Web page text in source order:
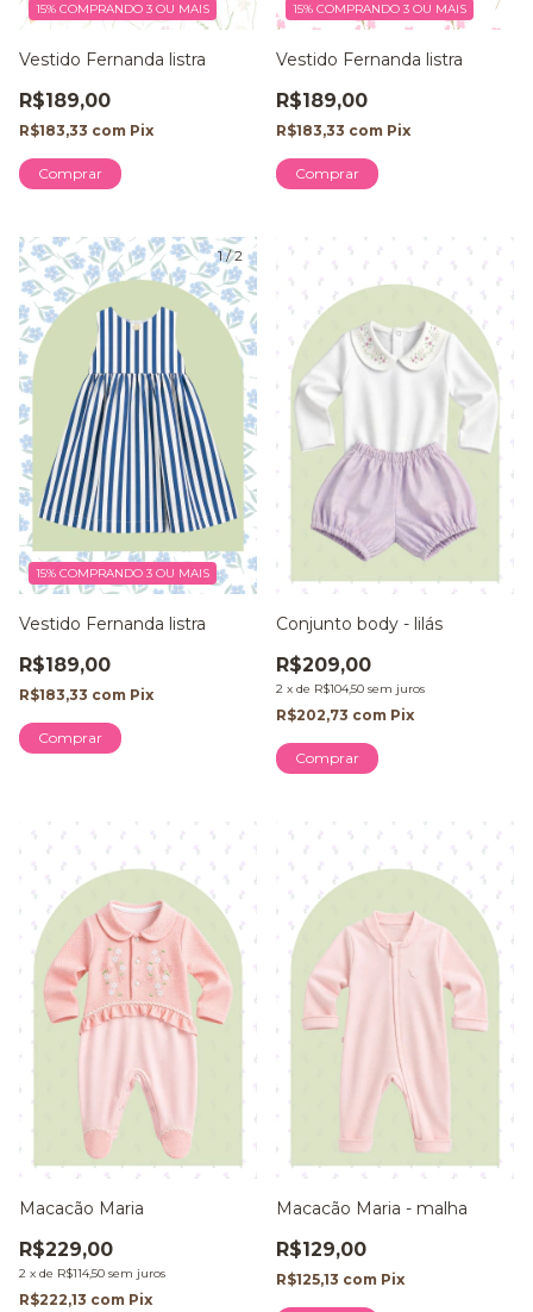
15% COMPRANDO 3 OU MAIS
Vestido Fernanda listra
R$189,00
R$183,33 com Pix
Comprar
15% COMPRANDO 3 OU MAIS
Vestido Fernanda listra
R$189,00
R$183,33 com Pix
Comprar
1/2
15% COMPRANDO 3 OU MAIS
Vestido Fernanda listra
R$189,00
R$183,33 com Pix
Comprar
Conjunto body - lilás
R$209,00
2 x de R$104,50 sem juros
R$202,73 com Pix
Comprar
Macacão Maria
R$229,00
2 x de R$114,50 sem juros
R$222,13 com Pix
Macacão Maria - malha
R$129,00
R$125,13 com Pix